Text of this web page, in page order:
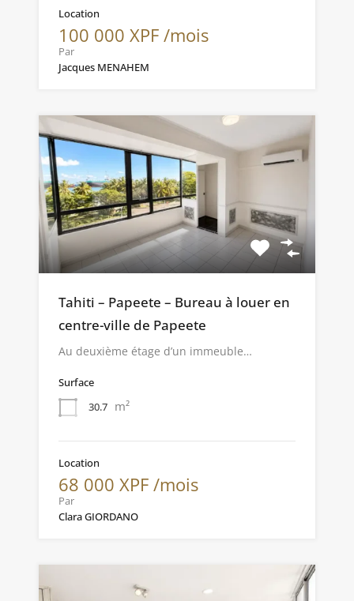
Location
100 000 XPF /mois
Par
Jacques MENAHEM
Tahiti – Papeete – Bureau à louer en
centre-ville de Papeete
Au deuxième étage d’un immeuble…
Surface
30.7 m²
Location
68 000 XPF /mois
Par
Clara GIORDANO